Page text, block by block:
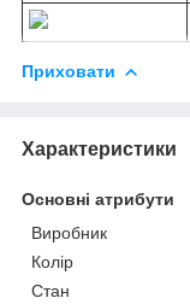
Приховати
Характеристики
Основні атрибути
Виробник
Колір
Стан